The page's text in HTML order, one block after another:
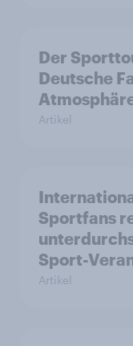
Der
Deutsche
Artikel
Sportfans
Sport-
Artikel